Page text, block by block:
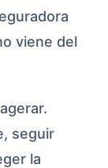
viene del
seguir
la